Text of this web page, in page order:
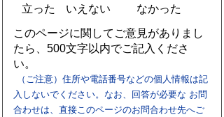
立った
いえない
なかった
このページに関してご意見がありまし
たら、500文字以内でご記入くださ
い。
（ご注意）住所や電話番号などの個人情報は記
入しないでください。なお、回答が必要な お問
合わせは、直接このページのお問合わせ先へご